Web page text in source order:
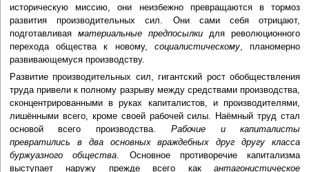
историческую миссию, они неизбежно превращаются в тормоз
развития производительных сил. Они сами себя отрицают,
подготавливая материальные предпосылки для революционного
перехода общества к новому, социалистическому , планомерно
развивающемуся производству.
Развитие производительных сил, гигантский рост обобществления
труда привели к полному разрыву между средствами производства,
сконцентрированными в руках капиталистов, и производителями,
лишёнными всего, кроме своей рабочей силы. Наёмный труд стал
основой всего производства. Рабочие и капиталисты
превратились в два основных враждебных друг другу класса
буржуазного общества. Основное противоречие капитализма
выступает наружу прежде всего какантагонистическое